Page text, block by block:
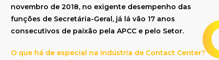
novembro de 2018, no exigente desempenho das
funções de Secretária-Geral, já lá vão 17 anos
consecutivos de paixão pela APCC e pelo Setor.
O que há de especial na indústria de Contact Center?